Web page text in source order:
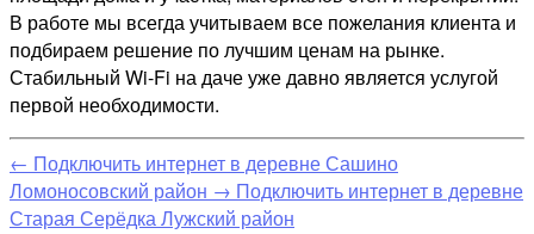
В работе мы всегда учитываем все пожелания клиента и
подбираем решение по лучшим ценам на рынке.
Стабильный Wi-Fi на даче уже давно является услугой
первой необходимости.
← Подключить интернет в деревне Сашино
Ломоносовский район → Подключить интернет в деревне
Старая Серёдка Лужский район